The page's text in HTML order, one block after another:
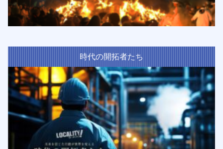
時代の開拓者たち